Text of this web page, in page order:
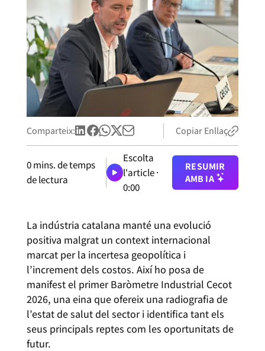
Comparteix: Copiar Enllaç
0mins. de temps
de lectura
Escolta
l'article ·
0:00
RESUMIR
AMB IA
La indústria catalana manté una evolució
positiva malgrat un context internacional
marcat per la incertesa geopolítica i
l’increment dels costos. Així ho posa de
manifest el primer Baròmetre Industrial Cecot
2026, una eina que ofereix una radiografia de
l’estat de salut del sector i identifica tant els
seus principals reptes com les oportunitats de
futur.